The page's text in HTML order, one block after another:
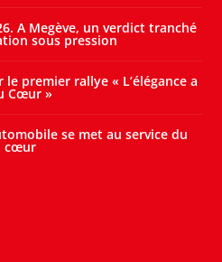
A Megève, un verdict tranché
sous pression
le premier rallye « L’élégance a
Cœur »
se met au service du
cœur